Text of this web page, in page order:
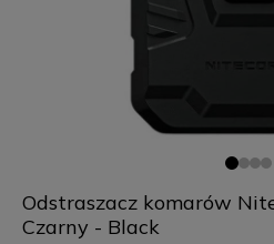
Odstraszacz komarów
Czarny - Black